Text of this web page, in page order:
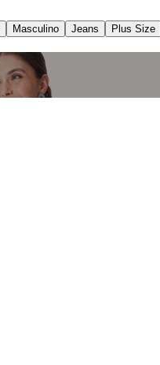
Masculino Jeans Plus Size